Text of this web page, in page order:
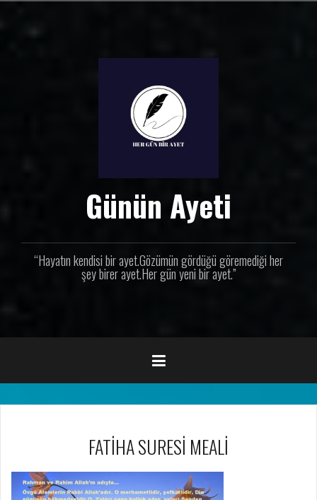
Günün Ayeti
“Hayatın kendisi bir ayet.Gözümün gördüğü göremediği her
şey birer ayet.Her gün yeni bir ayet.”
FATİHA SURESİ MEALİ